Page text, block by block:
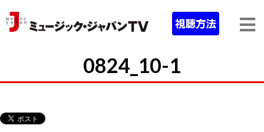
0824_10-1